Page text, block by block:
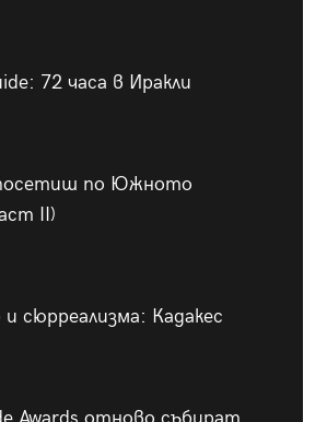
72 часа в Иракли
по Южното
II)
сюрреализма: Кадакес